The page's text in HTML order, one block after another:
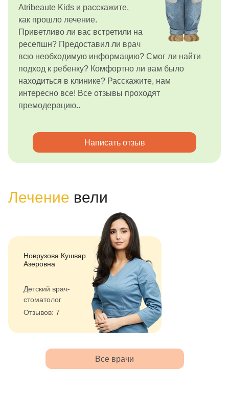
Atribeaute Kids и расскажите,
как прошло лечение.
Приветливо ли вас встретили на
ресепшн? Предоставил ли врач
всю необходимую информацию? Смог ли найти
подход к ребенку? Комфортно ли вам было
находиться в клинике? Расскажите, нам
интересно все! Все отзывы проходят
премодерацию..
Написать отзыв
Лечение вели
Новрузова Кушвар
Азеровна
Детский врач-
стоматолог
Отзывов: 7
Все врачи